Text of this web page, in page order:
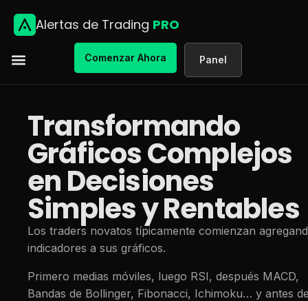
Alertas de Trading PRO
Comenzar Ahora Panel
Transformando
Gráficos Complejos
en Decisiones
Simples y Rentables
Los traders novatos típicamente comienzan
indicadores a sus gráficos.
Primero medias móviles, luego RSI, después MACD,
Bandas de Bollinger, Fibonacci, Ichimoku… y antes